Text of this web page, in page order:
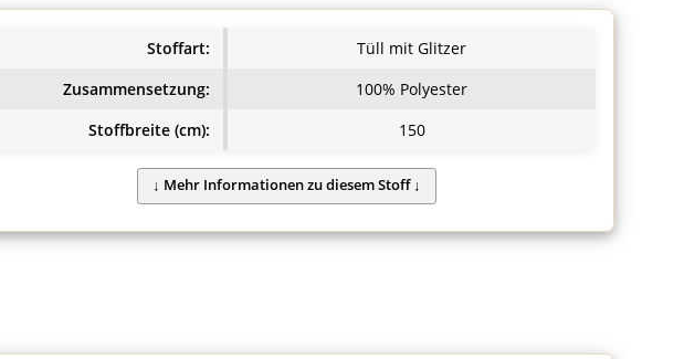
Stoffart:
Tüll mit Glitzer
Zusammensetzung:
100% Polyester
Stoffbreite (cm):
150